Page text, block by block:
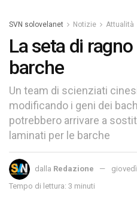
SVN solovelanet Notizie Attualità
La seta di
barche
Un team di scienziati
modificando i geni dei
potrebbero arrivare a
laminati per le barche
dalla Redazione
Tempo di lettura: 3 minuti